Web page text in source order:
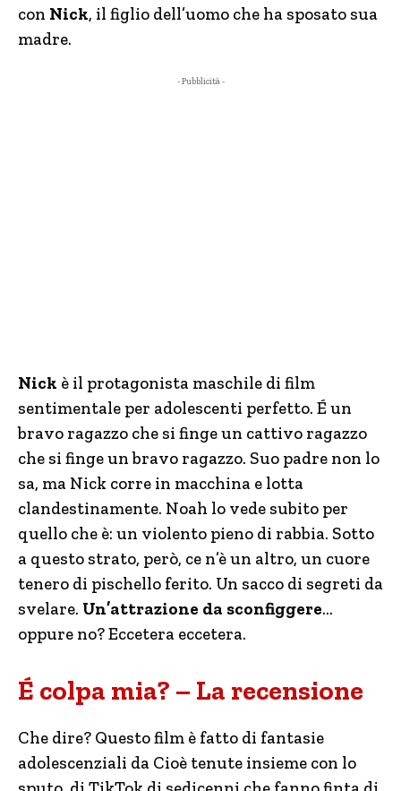
con Nick, il figlio dell’uomo che ha sposato sua
madre.
- Pubblicità -
Nick è il protagonista maschile di film
sentimentale per adolescenti perfetto. É un
bravo ragazzo che si finge un cattivo ragazzo
che si finge un bravo ragazzo. Suo padre non lo
sa, ma Nick corre in macchina e lotta
clandestinamente. Noah lo vede subito per
quello che è: un violento pieno di rabbia. Sotto
a questo strato, però, ce n’è un altro, un cuore
tenero di pischello ferito. Un sacco di segreti da
svelare. Un’attrazione da sconfiggere…
oppure no? Eccetera eccetera.
É colpa mia? – La recensione
Che dire? Questo film è fatto di fantasie
adolescenziali da Cioè tenute insieme con lo